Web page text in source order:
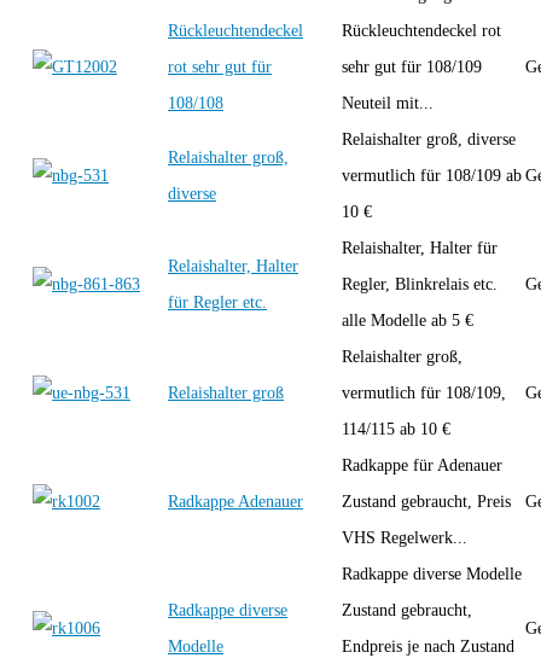
Rückleuchtendeckel
rot sehr gut für
108/108
Rückleuchtendeckel rot
sehr gut für 108/109
Neuteil mit...
Relaishalter groß,
diverse
Relaishalter groß, diverse
vermutlich für 108/109 ab
10 €
Relaishalter, Halter
für Regler etc.
Relaishalter, Halter für
Regler, Blinkrelais etc.
alle Modelle ab 5 €
Relaishalter groß
Relaishalter groß,
vermutlich für 108/109,
114/115 ab 10 €
Radkappe Adenauer
Radkappe für Adenauer
Zustand gebraucht, Preis
VHS Regelwerk...
Radkappe diverse
Modelle
Radkappe diverse Modelle
Zustand gebraucht,
Endpreis je nach Zustand